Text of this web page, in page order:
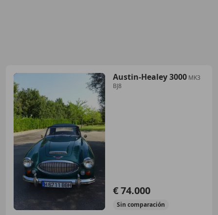
Austin-Healey 3000 MK3
BJ8
€ 74.000
Sin comparación